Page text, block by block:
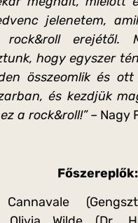
jelenetem,
erejétől.
hogy egyszer
összeomlik és ott
és kezdjük
a rock&roll!”– Nagy
Főszereplők: